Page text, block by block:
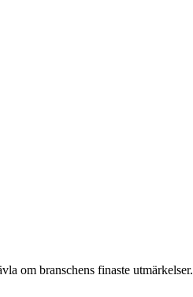
om branschens finaste utmärkelser.